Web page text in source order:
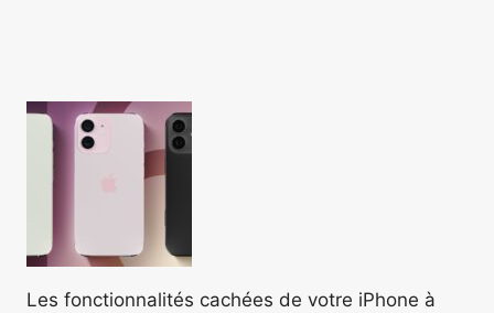
Les fonctionnalités cachées de votre iPhone à